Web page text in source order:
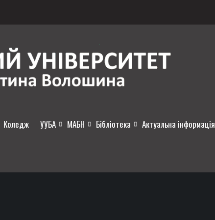
Коледж УУБА МАБН Бібліотека Актуальна інформація